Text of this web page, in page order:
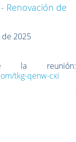
Renovación de
de 2025
la reunión:
tkg-qenw-cxi